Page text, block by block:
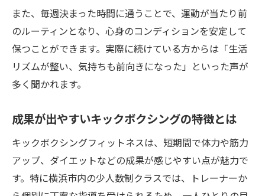
また、毎週決まった時間に通うことで、運動が当たり前
のルーティンとなり、心身のコンディションを安定して
保つことができます。実際に続けている方からは「生活
リズムが整い、気持ちも前向きになった」といった声が
多く聞かれます。
成果が出やすいキックボクシングの特徴とは
キックボクシングフィットネスは、短期間で体力や筋力
アップ、ダイエットなどの成果が感じやすい点が魅力で
す。特に横浜市内の少人数制クラスでは、トレーナーか